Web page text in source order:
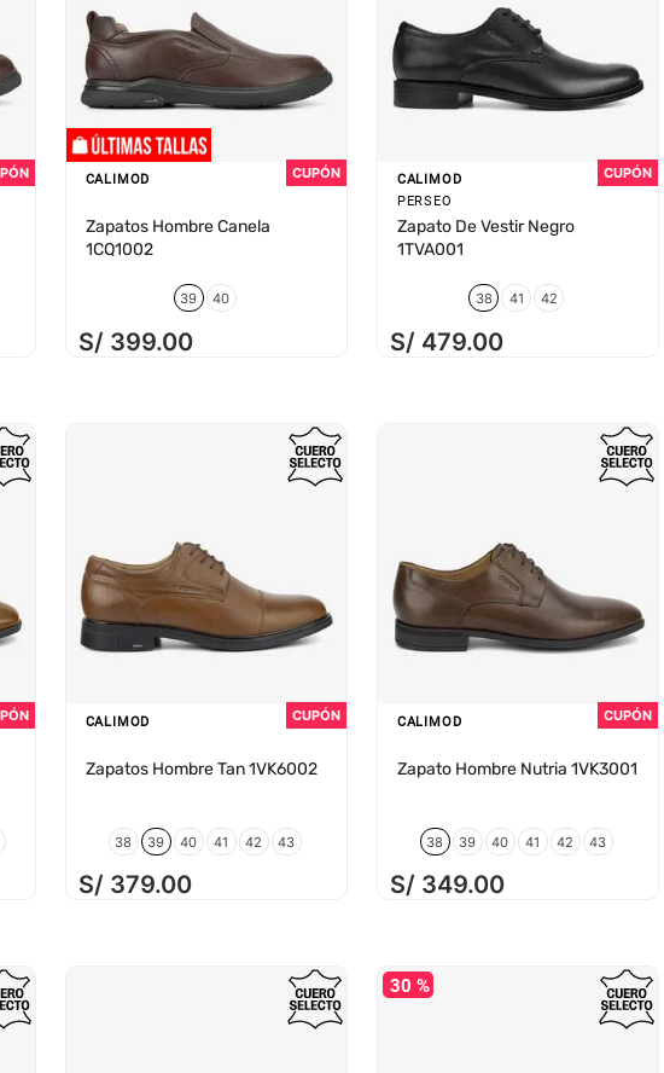
CALIMOD
Zapatos Hombre Canela
1CQ1002
39 40
S/ 399.00
CALIMOD
PERSEO
Zapato De Vestir Negro
1TVA001
38 41 42
S/ 479.00
CALIMOD
Zapatos Hombre Tan 1VK6002
38 39 40 41 42 43
S/ 379.00
CALIMOD
Zapato Hombre Nutria 1VK3001
38 39 40 41 42 43
S/ 349.00
30 %